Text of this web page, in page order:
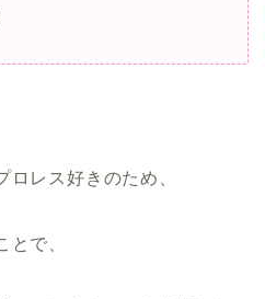
ロレス好きのため、
とで、